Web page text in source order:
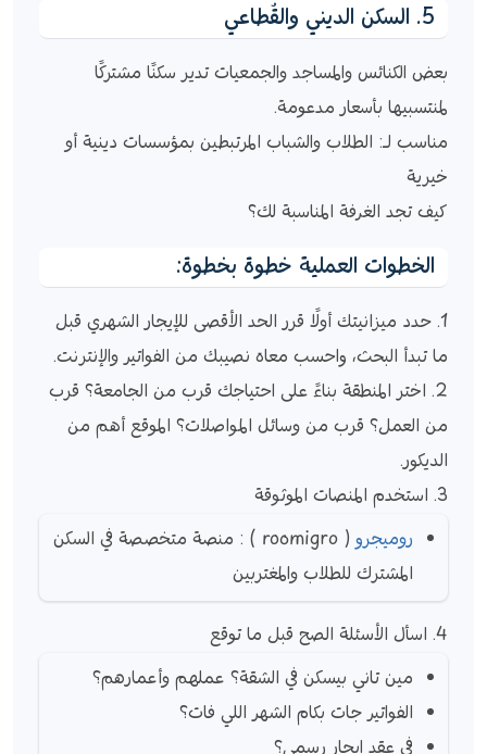
5. السكن الديني والقُطاعي
بعض الكنائس والمساجد والجمعيات تدير سكنًا مشتركًا
لمنتسبيها بأسعار مدعومة.
مناسب لـ: الطلاب والشباب المرتبطين بمؤسسات دينية أو
خيرية
كيف تجد الغرفة المناسبة لك؟
الخطوات العملية خطوة بخطوة:
1. حدد ميزانيتك أولًا قرر الحد الأقصى للإيجار الشهري قبل
ما تبدأ البحث، واحسب معاه نصيبك من الفواتير والإنترنت.
2. اختر المنطقة بناءً على احتياجك قرب من الجامعة؟ قرب
من العمل؟ قرب من وسائل المواصلات؟ الموقع أهم من
الديكور.
3. استخدم المنصات الموثوقة
روميجرو
( roomigro ) : منصة متخصصة في السكن
المشترك للطلاب والمغتربين
4. اسأل الأسئلة الصح قبل ما توقع
مين تاني بيسكن في الشقة؟ عملهم وأعمارهم؟
الفواتير جات بكام الشهر اللي فات؟
في عقد إيجار رسمي؟